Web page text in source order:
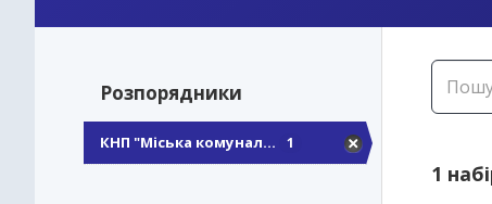
Розпорядники
КНП "Міська комунал... 1
1